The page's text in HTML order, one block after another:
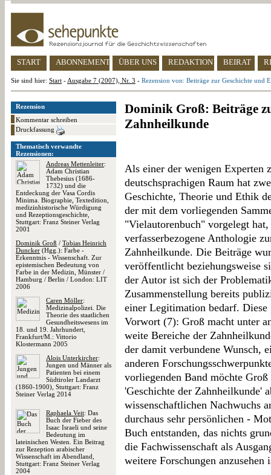
START ABONNEMENT ÜBER UNS REDAKTION BEIRAT
Sie sind hier: Start - Ausgabe 7 (2007), Nr. 3 - Rezension von: Beiträge zur Geschichte und
Rezension
Kommentar schreiben
Druckfassung
Thematisch verwandte
Rezensionen:
Andreas Mettenleiter:
Adam Christian
Thebesius (1686-
1732) und die
Entdeckung der Vasa Cordis
Minima. Biographie, Textedition,
medizinhistorische Würdigung
und Rezeptionsgeschichte,
Stuttgart: Franz Steiner Verlag
2001
Dominik Groß / Tobias Heinrich
Duncker (Hgg.): Farbe -
Erkenntnis - Wissenschaft. Zur
epistemischen Bedeutung von
Farbe in der Medizin, Münster /
Hamburg / Berlin / London: LIT
2006
Caren Möller:
Medizinalpolizei. Die
Theorie des staatlichen
Gesundheitswesens im
18. und 19. Jahrhundert,
Frankfurt/M.: Vittorio
Klostermann 2005
Alois Unterkircher:
Jungen und Männer als
Patienten bei einem
Südtiroler Landarzt
(1860-1900), Stuttgart: Franz
Steiner Verlag 2014
Raphaela Veit: Das
Buch der Fieber des
Isaac Israeli und seine
Bedeutung im
lateinischen Westen. Ein Beitrag
zur Rezeption arabischer
Wissenschaft im Abendland,
Stuttgart: Franz Steiner Verlag
2004
Dominik Groß: Beiträge
Zahnheilkunde
Als einer der wenigen Experten
deutschsprachigen Raum hat
Geschichte, Theorie und Ethik
der mit dem vorliegenden
"Vielautorenbuch" vorgelegt
verfasserbezogene Anthologie
Zahnheilkunde. Die Beiträge
veröffentlicht beziehungsweise
der Autor ist sich der
Zusammenstellung bereits
einer Legitimation bedarf.
Vorwort (7): Groß macht unter
weite Bereiche der
der damit verbundene Wunsch,
anderen
vorliegenden Band möchte
'Geschichte der Zahnheilkunde'
wissenschaftlichen Nachwuchs
durchaus sehr persönlichen -
Buch entstanden, das nichts
die Fachwissenschaft als
weitere Forschungen anzusehen